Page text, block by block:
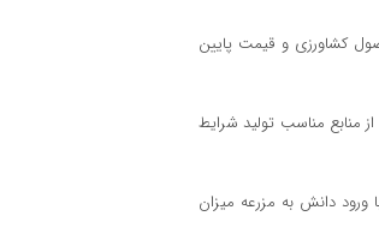
کشاورزی و قیمت پایین
منابع مناسب تولید شرایط
دانش به مزرعه میزان